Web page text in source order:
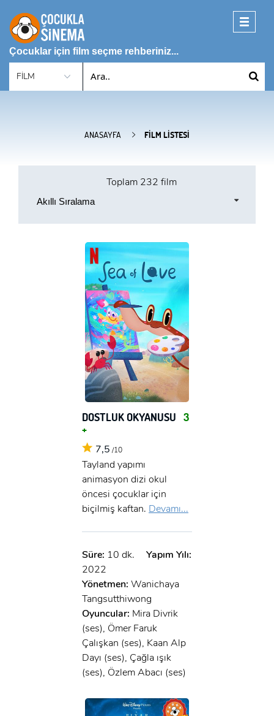
Toggle
Çocuklar için film seçme rehberiniz...
ANASAYFA FILM LISTESI
Toplam 232 film
Akıllı Sıralama
DOSTLUK OKYANUSU 3
+
7,5 /10
Tayland yapımı
animasyon dizi okul
öncesi çocuklar için
biçilmiş kaftan. Devamı...
Süre: 10 dk.
Yapım Yılı:
2022
Yönetmen: Wanichaya
Tangsutthiwong
Oyuncular: Mira Divrik
(ses), Ömer Faruk
Çalışkan (ses), Kaan Alp
Dayı (ses), Çağla ışık
(ses), Özlem Abacı (ses)